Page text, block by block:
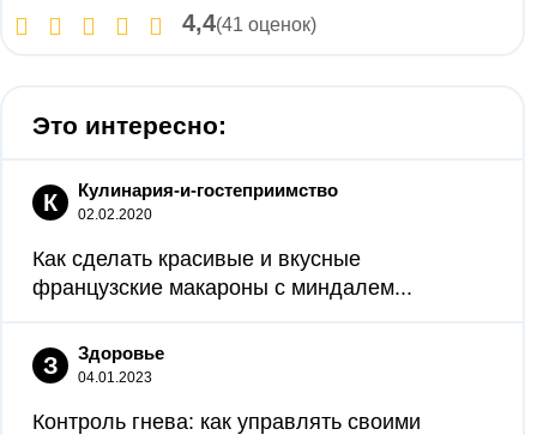
4,4(41 оценок)
Это интересно:
К Кулинария-и-гостеприимство
02.02.2020
Как сделать красивые и вкусные
французские макароны с миндалем...
З Здоровье
04.01.2023
Контроль гнева: как управлять своими